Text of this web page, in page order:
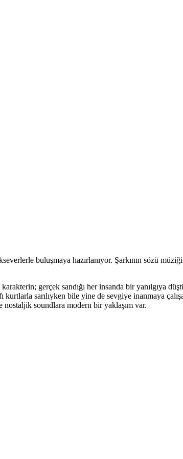
buluşmaya hazırlanıyor. Şarkının sözü müziği
gerçek sandığı her insanda bir yanılgıya
kurtlarla sarılıyken bile yine de sevgiye inanmaya
soundlara modern bir yaklaşım var.